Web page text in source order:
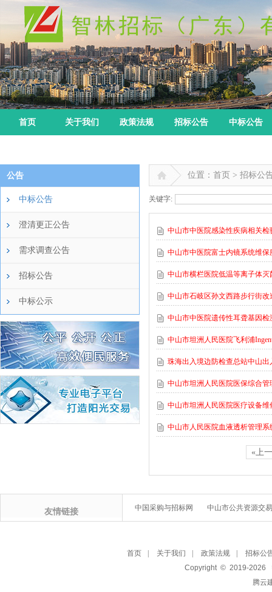
首页 关于我们 政策法规 招标公告 中标公告
公告
中标公告
澄清更正公告
需求调查公告
招标公告
中标公示
位置：首页 > 招标公
关键字:
中山市中医院感染性疾病相关
中山市中医院富士内镜系统维
中山市横栏医院低温等离子体
中山市石岐区孙文西路步行街
中山市中医院遗传性耳聋基因
中山市坦洲人民医院飞利浦
珠海出入境边防检查总站中山
中山市坦洲人民医院医保综合
中山市坦洲人民医院医疗设备
中山市人民医院血液透析管理
«上
友情链接 中国采购与招标网 中山市公共资源交
首页 关于我们 政策法规
招标公
Copyright © 2019-2026
腾云